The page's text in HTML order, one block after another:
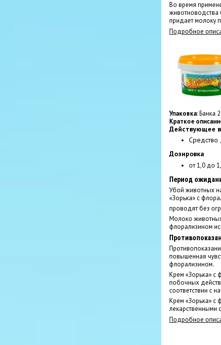
Во время
животноводства
придает молоку
Подробное
Упаковка: Банка
Краткое
Действующее
Средство
Дозировка
от 1,0 до
Период
Убой животных
«Зорька» с
проводят без
Молоко
флорализином
повышенная
флорализином.
Крем «Зорька» с
побочных
соответствии с
Крем «Зорька» с
лекарственными
Подробное